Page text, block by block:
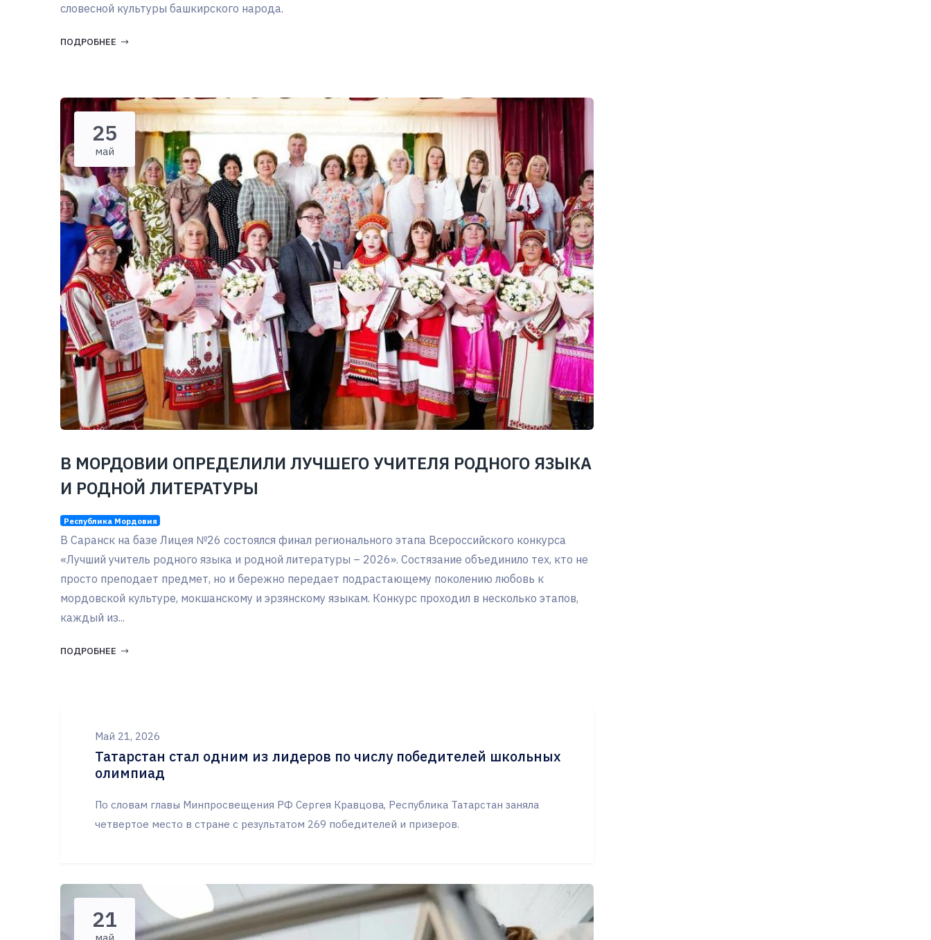
словесной культуры башкирского народа.
ПОДРОБНЕЕ
25
май
В МОРДОВИИ ОПРЕДЕЛИЛИ ЛУЧШЕГО УЧИТЕЛЯ РОДНОГО ЯЗЫКА
И РОДНОЙ ЛИТЕРАТУРЫ
Республика Мордовия
В Саранск на базе Лицея №26 состоялся финал регионального этапа Всероссийского конкурса
«Лучший учитель родного языка и родной литературы – 2026». Состязание объединило тех, кто не
просто преподает предмет, но и бережно передает подрастающему поколению любовь к
мордовской культуре, мокшанскому и эрзянскому языкам. Конкурс проходил в несколько этапов,
каждый из...
ПОДРОБНЕЕ
Май 21, 2026
Татарстан стал одним из лидеров по числу победителей школьных
олимпиад
По словам главы Минпросвещения РФ Сергея Кравцова, Республика Татарстан заняла
четвертое место в стране с результатом 269 победителей и призеров.
21
май